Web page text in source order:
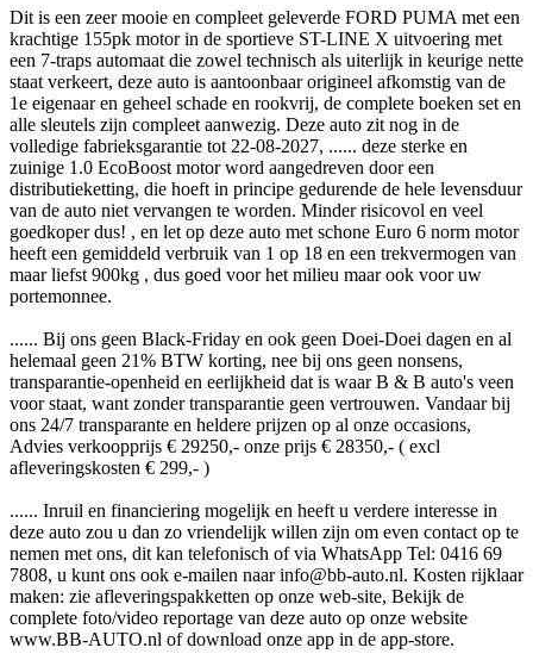
Dit is een zeer mooie en compleet geleverde FORD PUMA met een
krachtige 155pk motor in de sportieve ST-LINE X uitvoering met
een 7-traps automaat die zowel technisch als uiterlijk in keurige nette
staat verkeert, deze auto is aantoonbaar origineel afkomstig van de
1e eigenaar en geheel schade en rookvrij, de complete boeken set en
alle sleutels zijn compleet aanwezig. Deze auto zit nog in de
volledige fabrieksgarantie tot 22-08-2027, ...... deze sterke en
zuinige 1.0 EcoBoost motor word aangedreven door een
distributieketting, die hoeft in principe gedurende de hele levensduur
van de auto niet vervangen te worden. Minder risicovol en veel
goedkoper dus! , en let op deze auto met schone Euro 6 norm motor
heeft een gemiddeld verbruik van 1 op 18 en een trekvermogen van
maar liefst 900kg , dus goed voor het milieu maar ook voor uw
portemonnee.
...... Bij ons geen Black-Friday en ook geen Doei-Doei dagen en al
helemaal geen 21% BTW korting, nee bij ons geen nonsens,
transparantie-openheid en eerlijkheid dat is waar B & B auto's veen
voor staat, want zonder transparantie geen vertrouwen. Vandaar bij
ons 24/7 transparante en heldere prijzen op al onze occasions,
Advies verkoopprijs € 29250,- onze prijs € 28350,- ( excl
afleveringskosten € 299,- )
...... Inruil en financiering mogelijk en heeft u verdere interesse in
deze auto zou u dan zo vriendelijk willen zijn om even contact op te
nemen met ons, dit kan telefonisch of via WhatsApp Tel: 0416 69
7808, u kunt ons ook e-mailen naarinfo@bb-auto.nl. Kosten rijklaar
maken: zie afleveringspakketten op onze web-site, Bekijk de
complete foto/video reportage van deze auto op onze website
www.BB-AUTO.nl of download onze app in de app-store.